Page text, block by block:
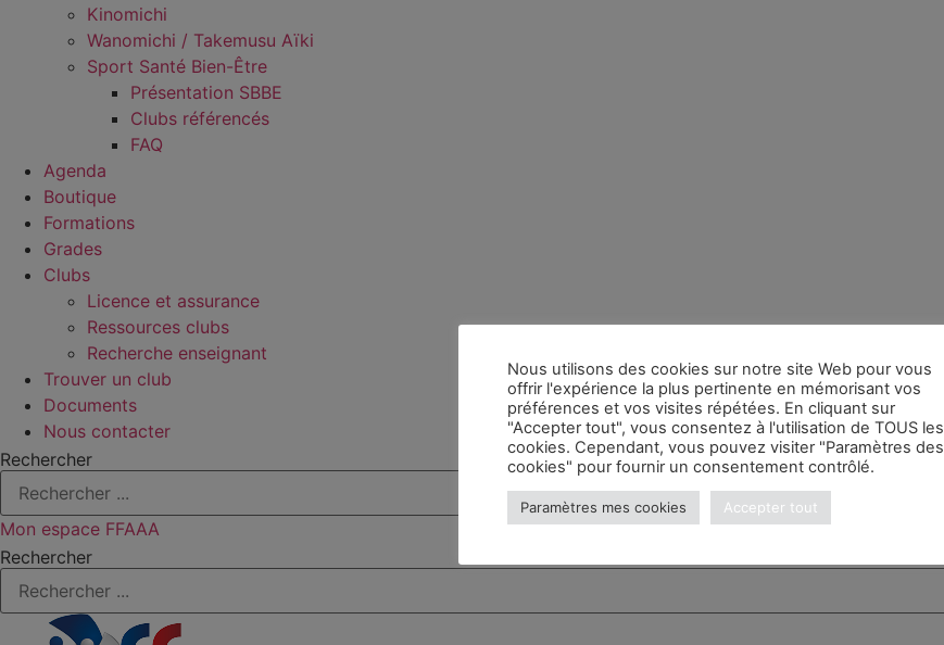
Kinomichi
Wanomichi / Takemusu Aïki
Sport Santé Bien-Être
Présentation SBBE
Clubs référencés
FAQ
Agenda
Boutique
Formations
Grades
Clubs
Licence et assurance
Ressources clubs
Recherche enseignant
Trouver un club
Documents
Nous contacter
Rechercher
Mon espace FFAAA
Rechercher
Nous utilisons des cookies sur notre site Web pour vous
offrir l'expérience la plus pertinente en mémorisant vos
préférences et vos visites répétées. En cliquant sur
"Accepter tout", vous consentez à l'utilisation de TOUS les
cookies. Cependant, vous pouvez visiter "Paramètres des
cookies" pour fournir un consentement contrôlé.
Paramètres mes cookies Accepter tout